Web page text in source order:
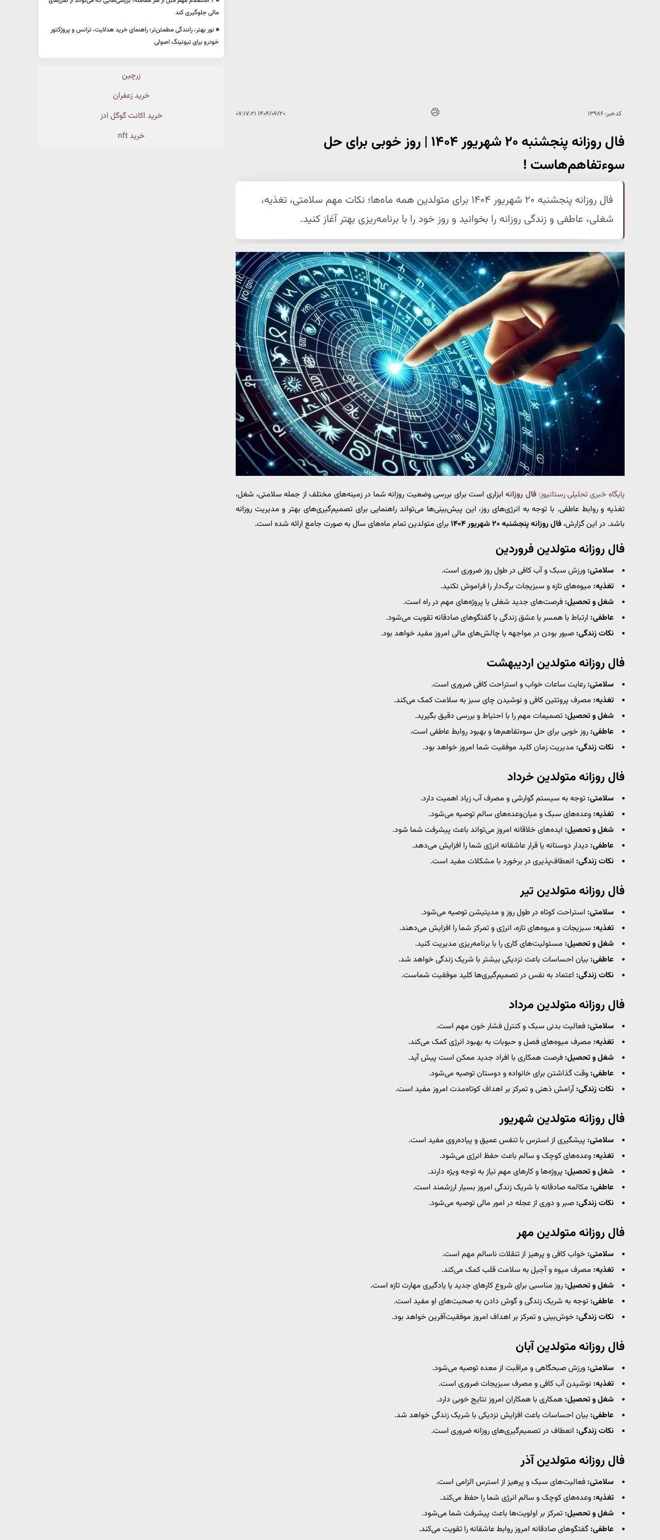
کدخبر: ۱۳۹۸۶ ۱۴۰۴/۰۶/۲۰ ۰۷:۱۷:۲۱
فال روزانه پنجشنبه ۲۰ شهریور ۱۴۰۴ | روز خوبی برای حل
سوءتفاهم‌هاست !
فال روزانه پنجشنبه ۲۰ شهریور ۱۴۰۴ برای متولدین همه ماه‌ها؛ نکات مهم سلامتی، تغذیه،
شغلی، عاطفی و زندگی روزانه را بخوانید و روز خود را با برنامه‌ریزی بهتر آغاز کنید.
پایگاه خبری تحلیلی رستانیوز: فال روزانهابزاری است برای بررسی وضعیت روزانه شما در زمینه‌های مختلف از جمله سلامتی، شغل،
تغذیه و روابط عاطفی. با توجه به انرژی‌های روز، این پیش‌بینی‌ها می‌تواند راهنمایی برای تصمیم‌گیری‌های بهتر و مدیریت روزانه
باشد. در این گزارش، فال روزانه پنجشنبه ۲۰ شهریور ۱۴۰۴ برای متولدین تمام ماه‌های سال به صورت جامع ارائه شده است.
فال روزانه متولدین فروردین
سلامتی: ورزش سبک و آب کافی در طول روز ضروری است.
تغذیه: میوه‌های تازه و سبزیجات برگ‌دار را فراموش نکنید.
شغل و تحصیل: فرصت‌های جدید شغلی یا پروژه‌های مهم در راه است.
عاطفی: ارتباط با همسر یا عشق زندگی با گفتگوهای صادقانه تقویت می‌شود.
نکات زندگی: صبور بودن در مواجهه با چالش‌های مالی امروز مفید خواهد بود.
فال روزانه متولدین اردیبهشت
سلامتی: رعایت ساعات خواب و استراحت کافی ضروری است.
تغذیه: مصرف پروتئین کافی و نوشیدن چای سبز به سلامت کمک می‌کند.
شغل و تحصیل: تصمیمات مهم را با احتیاط و بررسی دقیق بگیرید.
عاطفی: روز خوبی برای حل سوءتفاهم‌ها و بهبود روابط عاطفی است.
نکات زندگی: مدیریت زمان کلید موفقیت شما امروز خواهد بود.
فال روزانه متولدین خرداد
سلامتی: توجه به سیستم گوارشی و مصرف آب زیاد اهمیت دارد.
تغذیه: وعده‌های سبک و میان‌وعده‌های سالم توصیه می‌شود.
شغل و تحصیل: ایده‌های خلاقانه امروز می‌تواند باعث پیشرفت شما شود.
عاطفی: دیدار دوستانه یا قرار عاشقانه انرژی شما را افزایش می‌دهد.
نکات زندگی: انعطاف‌پذیری در برخورد با مشکلات مفید است.
فال روزانه متولدین تیر
سلامتی: استراحت کوتاه در طول روز و مدیتیشن توصیه می‌شود.
تغذیه: سبزیجات و میوه‌های تازه، انرژی و تمرکز شما را افزایش می‌دهند.
شغل و تحصیل: مسئولیت‌های کاری را با برنامه‌ریزی مدیریت کنید.
عاطفی: بیان احساسات باعث نزدیکی بیشتر با شریک زندگی خواهد شد.
نکات زندگی: اعتماد به نفس در تصمیم‌گیری‌ها کلید موفقیت شماست.
فال روزانه متولدین مرداد
سلامتی: فعالیت بدنی سبک و کنترل فشار خون مهم است.
تغذیه: مصرف میوه‌های فصل و حبوبات به بهبود انرژی کمک می‌کند.
شغل و تحصیل: فرصت همکاری با افراد جدید ممکن است پیش آید.
عاطفی: وقت گذاشتن برای خانواده و دوستان توصیه می‌شود.
نکات زندگی:آرامش ذهنی و تمرکز بر اهداف کوتاه‌مدت امروز مفید است.
فال روزانه متولدین شهریور
سلامتی: پیشگیری از استرس با تنفس عمیق و پیاده‌روی مفید است.
تغذیه: وعده‌های کوچک و سالم باعث حفظ انرژی می‌شود.
شغل و تحصیل: پروژه‌ها و کارهای مهم نیاز به توجه ویژه دارند.
عاطفی: مکالمه صادقانه با شریک زندگی امروز بسیار ارزشمند است.
نکات زندگی: صبر و دوری از عجله در امور مالی توصیه می‌شود.
فال روزانه متولدین مهر
سلامتی: خواب کافی و پرهیز از تنقلات ناسالم مهم است.
تغذیه: مصرف میوه و آجیل به سلامت قلب کمک می‌کند.
شغل و تحصیل: روز مناسبی برای شروع کارهای جدید یا یادگیری مهارت تازه است.
عاطفی: توجه به شریک زندگی و گوش دادن به صحبت‌های او مفید است.
نکات زندگی: خوش‌بینی و تمرکز بر اهداف امروز موفقیت‌آفرین خواهد بود.
فال روزانه متولدین آبان
سلامتی: ورزش صبحگاهی و مراقبت از معده توصیه می‌شود.
تغذیه: نوشیدن آب کافی و مصرف سبزیجات ضروری است.
شغل و تحصیل: همکاری با همکاران امروز نتایج خوبی دارد.
عاطفی: بیان احساسات باعث افزایش نزدیکی با شریک زندگی خواهد شد.
نکات زندگی: انعطاف در تصمیم‌گیری‌های روزانه ضروری است.
فال روزانه متولدین آذر
سلامتی: فعالیت‌های سبک و پرهیز از استرس الزامی است.
تغذیه: وعده‌های کوچک و سالم انرژی شما را حفظ می‌کند.
شغل و تحصیل: تمرکز بر اولویت‌ها باعث پیشرفت شما می‌شود.
عاطفی: گفتگوهای صادقانه امروز روابط عاشقانه را تقویت می‌کند.
مالی جلوگیری کند
نور بهتر، رانندگی مطمئن‌تر؛ راهنمای خرید هدلایت، ترانس و پروژکتور
خودرو برای تیونینگ اصولی
زرچین
خرید زعفران
خرید اکانت گوگل ادز
خرید nft